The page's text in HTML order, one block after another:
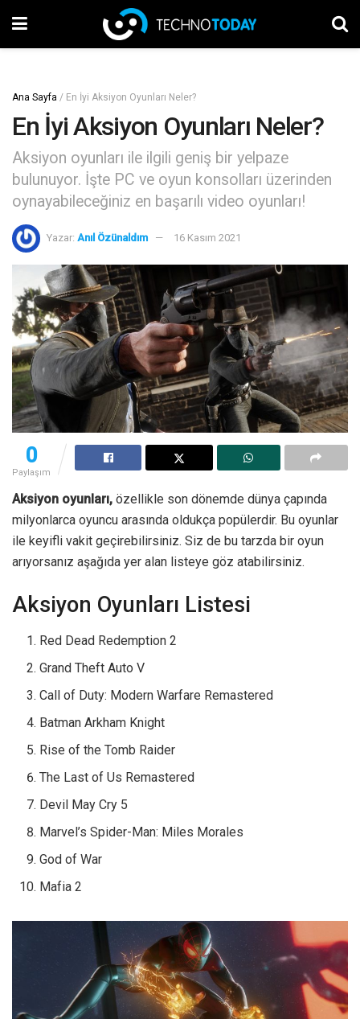
Ana Sayfa / En İyi Aksiyon Oyunları Neler?
En İyi Aksiyon Oyunları Neler?
Aksiyon oyunları ile ilgili geniş bir yelpaze
bulunuyor. İşte PC ve oyun konsolları üzerinden
oynayabileceğiniz en başarılı video oyunları!
Yazar: Anıl Özünaldım 16 Kasım 2021
0
Paylaşım
Aksiyon oyunları, özellikle son dönemde dünya çapında
milyonlarca oyuncu arasında oldukça popülerdir. Bu oyunlar
ile keyifli vakit geçirebilirsiniz. Siz de bu tarzda bir oyun
arıyorsanız aşağıda yer alan listeye göz atabilirsiniz.
Aksiyon Oyunları Listesi
Red Dead Redemption 2
Grand Theft Auto V
Call of Duty: Modern Warfare Remastered
Batman Arkham Knight
Rise of the Tomb Raider
The Last of Us Remastered
Devil May Cry 5
Marvel’s Spider-Man: Miles Morales
God of War
Mafia 2